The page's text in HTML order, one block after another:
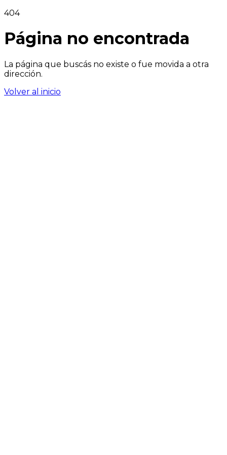
404
Página no encontrada
La página que buscás no existe o fue movida a otra
dirección.
Volver al inicio